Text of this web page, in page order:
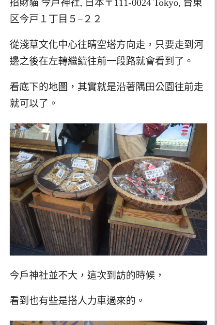
招財貓 今戶神社, 日本〒111-0024 Tokyo, 台東
区今戸１丁目５−２２
從淺草文化中心往晴空塔方向走，只要走到河
邊之後在左轉繼續往前一段路就會看到了。
看底下的地圖，其實就是沿著隅田公園往前走
就可以了。
今戶神社並不大，這次到訪的時候，
看到也有些是搭人力車過來的。